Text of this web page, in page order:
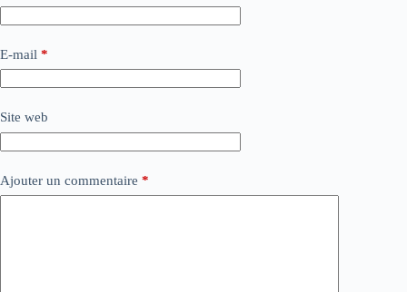
E-mail *
Site web
Ajouter un commentaire *